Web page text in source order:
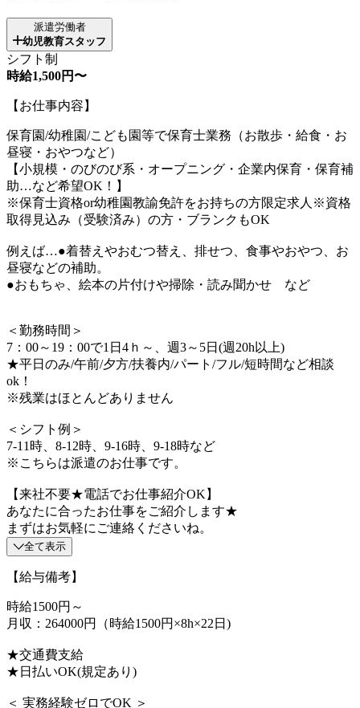
派遣労働者
幼児教育スタッフ
シフト制
時給1,500円〜
【お仕事内容】
保育園/幼稚園/こども園等で保育士業務（お散歩・給食・お
昼寝・おやつなど）
【小規模・のびのび系・オープニング・企業内保育・保育補
助…など希望OK！】
※保育士資格or幼稚園教諭免許をお持ちの方限定求人※資格
取得見込み（受験済み）の方・ブランクもOK
例えば…●着替えやおむつ替え、排せつ、食事やおやつ、お
昼寝などの補助。
●おもちゃ、絵本の片付けや掃除・読み聞かせ など
＜勤務時間＞
7：00～19：00で1日4ｈ～、週3～5日(週20h以上)
★平日のみ/午前/夕方/扶養内/パート/フル/短時間など相談
ok！
※残業はほとんどありません
＜シフト例＞
7-11時、8-12時、9-16時、9-18時など
※こちらは派遣のお仕事です。
【来社不要★電話でお仕事紹介OK】
あなたに合ったお仕事をご紹介します★
まずはお気軽にご連絡くださいね。
全て表示
【給与備考】
時給1500円～
月収：264000円（時給1500円×8h×22日)
★交通費支給
★日払いOK(規定あり)
＜ 実務経験ゼロでOK ＞